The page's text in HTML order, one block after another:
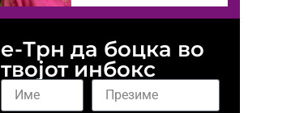
е-Трн да боцка во
твојот инбокс